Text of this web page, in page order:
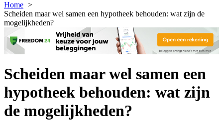
Home
Scheiden maar wel samen een hypotheek behouden: wat zijn de
mogelijkheden?
Scheiden maar wel samen een
hypotheek behouden: wat zijn
de mogelijkheden?